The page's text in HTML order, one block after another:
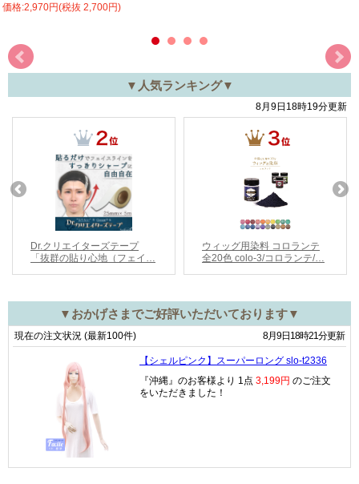
価格:2,970円(税抜 2,700円)
▼人気ランキング▼
▼おかげさまでご好評いただいております▼